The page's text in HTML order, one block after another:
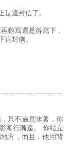
這封信了。
難寫還是得寫下，
封信。
只不過意味著，你
漸行漸遠。 你站立
方，而且，他用背